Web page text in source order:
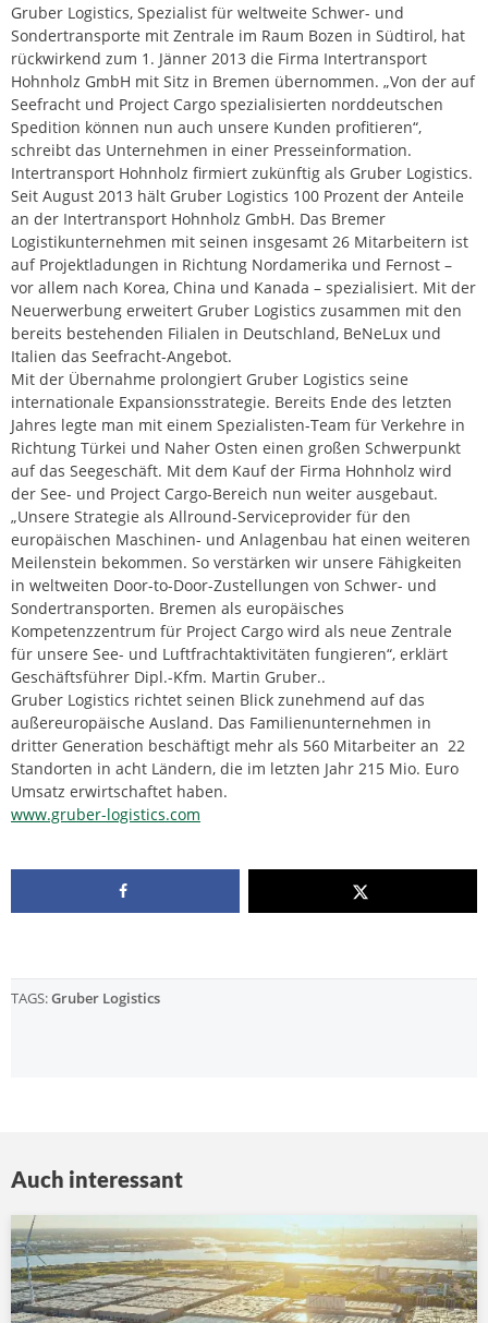
Gruber Logistics, Spezialist für weltweite Schwer- und
Sondertransporte mit Zentrale im Raum Bozen in Südtirol, hat
rückwirkend zum 1. Jänner 2013 die Firma Intertransport
Hohnholz GmbH mit Sitz in Bremen übernommen. „Von der auf
Seefracht und Project Cargo spezialisierten norddeutschen
Spedition können nun auch unsere Kunden profitieren“,
schreibt das Unternehmen in einer Presseinformation.
Intertransport Hohnholz firmiert zukünftig als Gruber Logistics.
Seit August 2013 hält Gruber Logistics 100 Prozent der Anteile
an der Intertransport Hohnholz GmbH. Das Bremer
Logistikunternehmen mit seinen insgesamt 26 Mitarbeitern ist
auf Projektladungen in Richtung Nordamerika und Fernost –
vor allem nach Korea, China und Kanada – spezialisiert. Mit der
Neuerwerbung erweitert Gruber Logistics zusammen mit den
bereits bestehenden Filialen in Deutschland, BeNeLux und
Italien das Seefracht-Angebot.
Mit der Übernahme prolongiert Gruber Logistics seine
internationale Expansionsstrategie. Bereits Ende des letzten
Jahres legte man mit einem Spezialisten-Team für Verkehre in
Richtung Türkei und Naher Osten einen großen Schwerpunkt
auf das Seegeschäft. Mit dem Kauf der Firma Hohnholz wird
der See- und Project Cargo-Bereich nun weiter ausgebaut.
„Unsere Strategie als Allround-Serviceprovider für den
europäischen Maschinen- und Anlagenbau hat einen weiteren
Meilenstein bekommen. So verstärken wir unsere Fähigkeiten
in weltweiten Door-to-Door-Zustellungen von Schwer- und
Sondertransporten. Bremen als europäisches
Kompetenzzentrum für Project Cargo wird als neue Zentrale
für unsere See- und Luftfrachtaktivitäten fungieren“, erklärt
Geschäftsführer Dipl.-Kfm. Martin Gruber..
Gruber Logistics richtet seinen Blick zunehmend auf das
außereuropäische Ausland. Das Familienunternehmen in
dritter Generation beschäftigt mehr als 560 Mitarbeiter an 22
Standorten in acht Ländern, die im letzten Jahr 215 Mio. Euro
Umsatz erwirtschaftet haben.
www.gruber-logistics.com
TAGS:Gruber Logistics
Auch interessant